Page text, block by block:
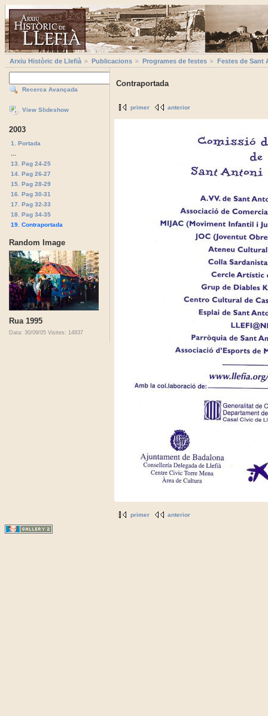
Arxiu Històric de Llefià Publicacions Programes de festes Festes de Sant
Recerca Avançada
View Slideshow
2003
1. Portada
13. Pag 24-25
14. Pag 26-27
15. Pag 28-29
16. Pag 30-31
17. Pag 32-33
18. Pag 34-35
19. Contraportada
Random Image
Rua 1995
Data: 30/09/05 Visites: 14837
Contraportada
primer anterior
primer anterior